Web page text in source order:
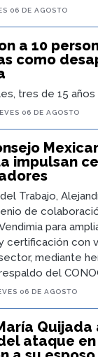
06 DE AGOSTO
a 10
como
tres de 15 años
06 DE AGOSTO
impulsan
Trabajo,
de
para
certificación con
mediante
del
06 DE AGOSTO
ataque